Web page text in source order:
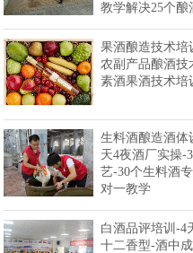
教学解决25个酿
果酒酿造技术培
农副产品酿酒技
素酒果酒技术培
生料酒酿造酒体
天4夜酒厂实操-
艺-30个生料酒
对一教学
白酒品评培训-4
十二香型-酒中